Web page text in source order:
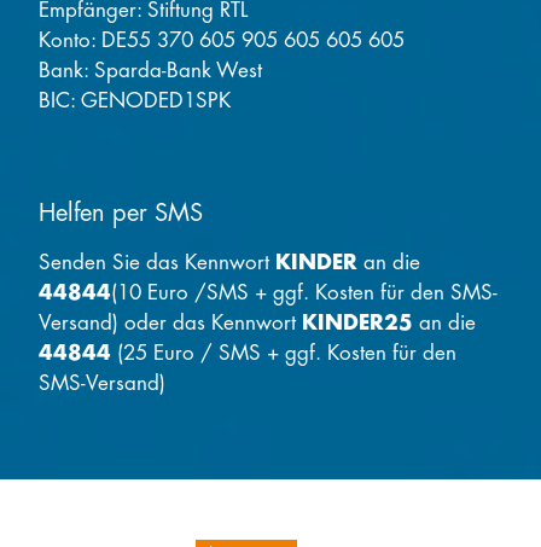
Empfänger: Stiftung RTL
Konto: DE55 370 605 905 605 605 605
Bank: Sparda-Bank West
BIC: GENODED1SPK
Helfen per SMS
Senden Sie das Kennwort KINDER an die
44844(10 Euro /SMS + ggf. Kosten für den SMS-
Versand) oder das Kennwort KINDER25 an die
44844 (25 Euro / SMS + ggf. Kosten für den
SMS-Versand)